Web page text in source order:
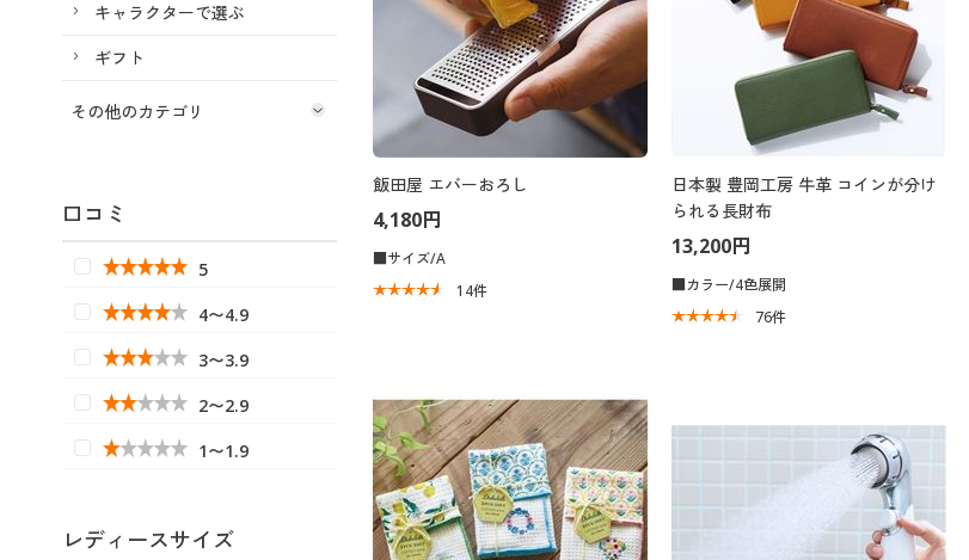
飯田屋 エバーおろし
4,180円
■サイズ/A
14件
日本製 豊岡工房 牛革 コインが分け
られる長財布
13,200円
■カラー/4色展開
76件
キャラクターで選ぶ
ギフト
その他のカテゴリ
口コミ
5
4〜4.9
3〜3.9
2〜2.9
1〜1.9
レディースサイズ